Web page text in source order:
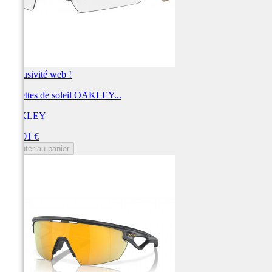
Exclusivité web !
Lunettes de soleil OAKLEY...
OAKLEY
272,01 €
Ajouter au panier